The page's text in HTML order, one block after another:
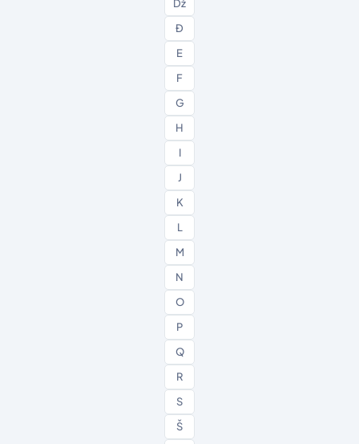
Dž
Đ
E
F
G
H
I
J
K
L
M
N
O
P
Q
R
S
Š